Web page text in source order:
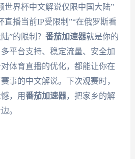
世界杯中文解说仅限中国大陆”
直播当前IP受限制”“在俄罗斯看
”的限制？ 番茄加速器就是你的
平台支持、稳定流量、安全加
体育直播的优化，都能让你在
事的中文解说。下次观赛时，
，用番茄加速器，把家乡的解
。